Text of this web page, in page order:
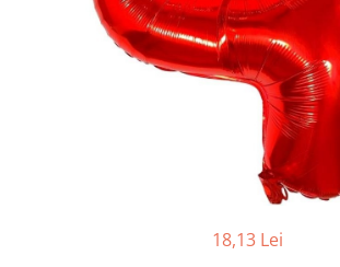
Ustensile pentru Bucătărie
Veselă pentru Masă
Articole pentru Casa si Curatenie
Maturi, Perii, Mopuri si Galeti18,13 Lei